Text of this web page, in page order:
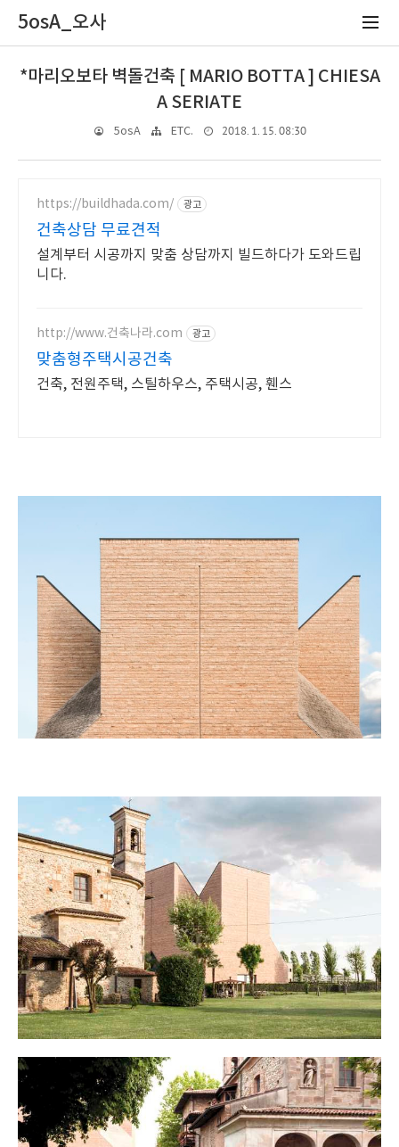
5osA_오사
*마리오보타 벽돌건축 [ MARIO BOTTA ] CHIESA
A SERIATE
5osA ETC. 2018. 1. 15. 08:30
https://buildhada.com/ 광고
건축상담 무료견적
설계부터 시공까지 맞춤 상담까지 빌드하다가 도와드립
니다.
http://www.건축나라.com 광고
맞춤형주택시공건축
건축, 전원주택, 스틸하우스, 주택시공, 휀스